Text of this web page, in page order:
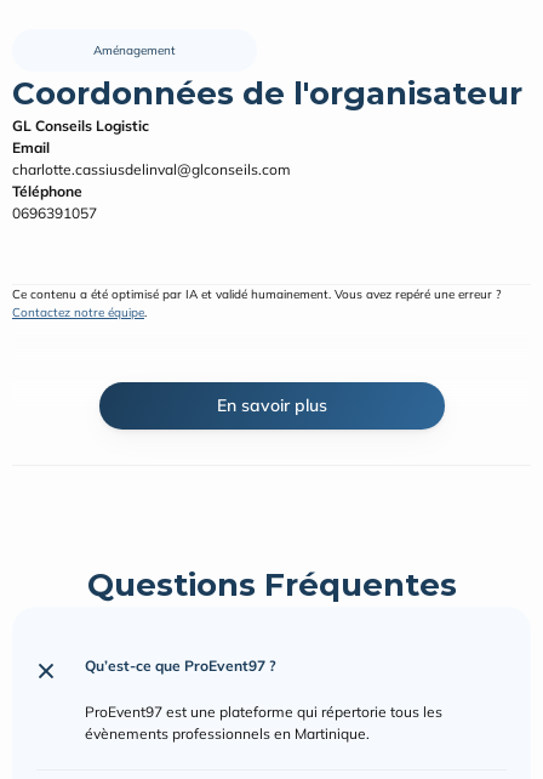
En savoir plus
Aménagement
Coordonnées de l'organisateur
GL Conseils Logistic
Email
charlotte.cassiusdelinval@glconseils.com
Téléphone
0696391057
Contactez notre équipe.
Questions Fréquentes
Qu’est-ce que ProEvent97 ?
ProEvent97 est une plateforme qui répertorie tous les
évènements professionnels en Martinique.